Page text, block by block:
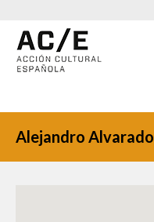
Alejandro Alvarado